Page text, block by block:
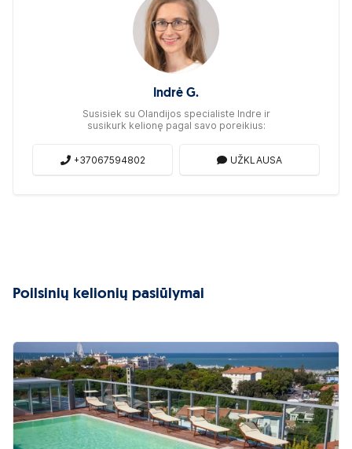
Indrė G.
Susisiek su Olandijos specialiste Indre ir
susikurk kelionę pagal savo poreikius:
+37067594802 UŽKLAUSA
Poilsinių kelionių pasiūlymai